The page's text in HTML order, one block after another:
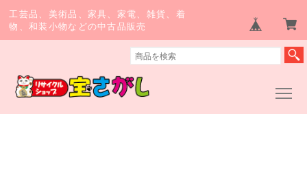
工芸品、美術品、家具、家電、雑貨、着
物、和装小物などの中古品販売